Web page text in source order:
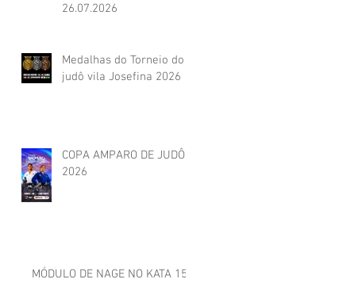
26.07.2026
Medalhas do Torneio do
judô vila Josefina 2026
COPA AMPARO DE JUDÔ
2026
MÓDULO DE NAGE NO KATA 15ª